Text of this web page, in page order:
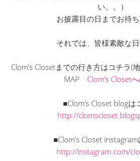
い。。）
お披露目の日までお待
それでは、皆様素敵な日
Clom’s Closetまでの行き方はコチラ(
MAP Clom’s Closet
■Clom’s Closet blogは
http://
■Clom’s Closet
http://instagram.com/